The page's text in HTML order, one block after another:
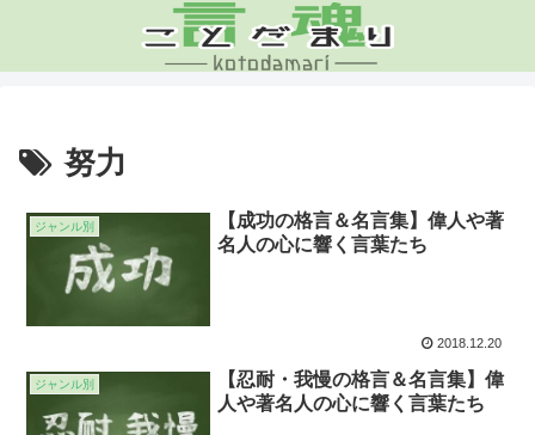
努力
ジャンル別
【成功の格言＆名言集】偉人や著
名人の心に響く言葉たち
2018.12.20
ジャンル別
【忍耐・我慢の格言＆名言集】偉
人や著名人の心に響く言葉たち